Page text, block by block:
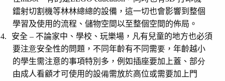
鐳射切割機等林林總總的設備，這一切也會影響到整個
學習及使用的流程、儲物空間以至整個空間的佈局。
4.
安全 – 不論家中、學校、玩樂場， 凡有兒童的地方也必須
要注意安全性的問題，不同年齡有不同需要 ，年齡越小
的學生需注意的事項特別多，例如插座要加上蓋、部分
由成人看顧才可使用的設備需放於高位或需要加上門